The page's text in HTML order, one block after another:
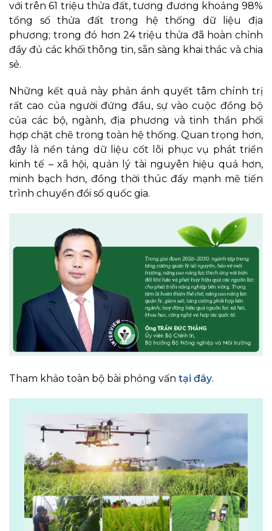
với trên 61 triệu thửa đất, tương đương khoảng 98%
tổng số thửa đất trong hệ thống dữ liệu địa
phương; trong đó hơn 24 triệu thửa đã hoàn chỉnh
đầy đủ các khối thông tin, sẵn sàng khai thác và chia
sẻ.
Những kết quả này phản ánh quyết tâm chính trị
rất cao của người đứng đầu, sự vào cuộc đồng bộ
của các bộ, ngành, địa phương và tinh thần phối
hợp chặt chẽ trong toàn hệ thống. Quan trọng hơn,
đây là nền tảng dữ liệu cốt lõi phục vụ phát triển
kinh tế – xã hội, quản lý tài nguyên hiệu quả hơn,
minh bạch hơn, đồng thời thúc đẩy mạnh mẽ tiến
trình chuyển đổi số quốc gia.
Tham khảo toàn bộ bài phỏng vấn tại đây.